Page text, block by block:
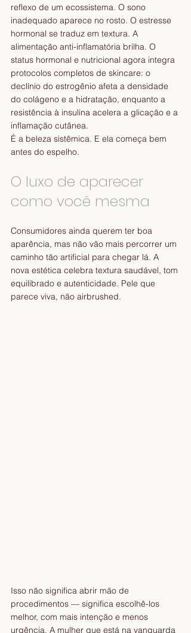
reflexo de um ecossistema. O sono
inadequado aparece no rosto. O estresse
hormonal se traduz em textura. A
alimentação anti-inflamatória brilha. O
status hormonal e nutricional agora integra
protocolos completos de skincare: o
declínio do estrogênio afeta a densidade
do colágeno e a hidratação, enquanto a
resistência à insulina acelera a glicação e a
inflamação cutânea.
É a beleza sistêmica. E ela começa bem
antes do espelho.
O luxo de aparecer
como você mesma
Consumidores ainda querem ter boa
aparência, mas não vão mais percorrer um
caminho tão artificial para chegar lá. A
nova estética celebra textura saudável, tom
equilibrado e autenticidade. Pele que
parece viva, não airbrushed.
Isso não significa abrir mão de
procedimentos — significa escolhê-los
melhor, com mais intenção e menos
urgência. A mulher que está na vanguarda